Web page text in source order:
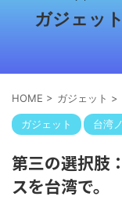
ガジェッ
HOME > ガジェット >
ガジェット 台湾
第三の選択肢
スを台湾で。